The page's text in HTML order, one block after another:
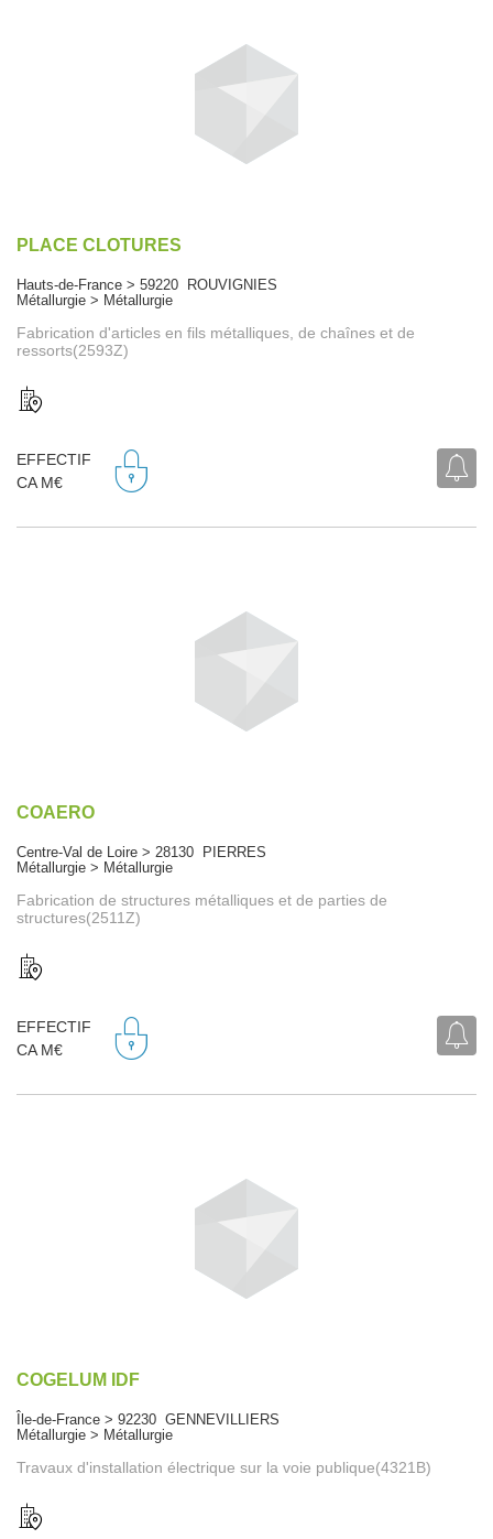
PLACE CLOTURES
Hauts-de-France > 59220 ROUVIGNIES
Métallurgie > Métallurgie
Fabrication d'articles en fils métalliques, de chaînes et de
ressorts(2593Z)
EFFECTIF
CA M€
COAERO
Centre-Val de Loire > 28130 PIERRES
Métallurgie > Métallurgie
Fabrication de structures métalliques et de parties de
structures(2511Z)
EFFECTIF
CA M€
COGELUM IDF
Île-de-France > 92230 GENNEVILLIERS
Métallurgie > Métallurgie
Travaux d'installation électrique sur la voie publique(4321B)